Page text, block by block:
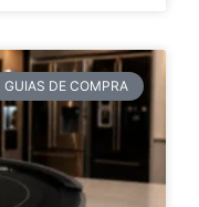
GUIAS DE COMPRA